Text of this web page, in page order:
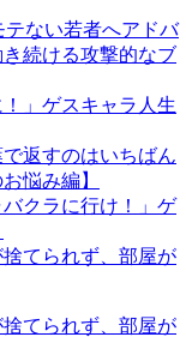
テない若者へアドバ
続ける攻撃的なブ
」ゲスキャラ人生
返すのはいちばん
悩み編】
クラに行け！」ゲ
てられず、部屋が
てられず、部屋が